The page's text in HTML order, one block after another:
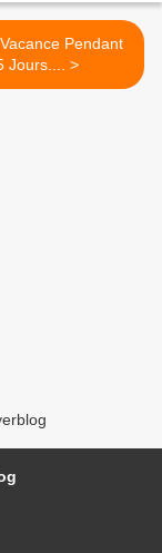
Pendant
15 Jours.... >